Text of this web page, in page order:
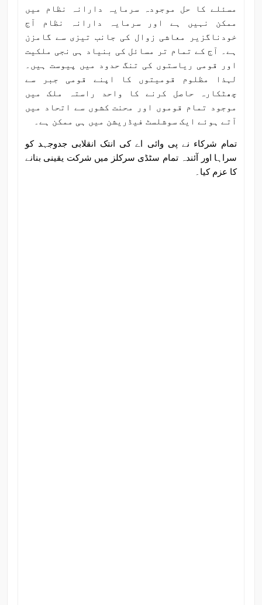
مسئلے کا حل موجودہ سرمایہ دارانہ نظام میں
ممکن نہیں ہے اور سرمایہ دارانہ نظام آج
خودناگزیر معاشی زوال کی جانب تیزی سے گامزن
ہے۔ آج کے تمام تر مسائل کی بنیاد ہی نجی ملکیت
اور قومی ریاستوں کی تنگ حدود میں پیوست ہیں۔
لہذا مظلوم قومیتوں کا اپنے قومی جبر سے
چھٹکارہ حاصل کرنے کا واحد راستہ ملک میں
موجود تمام قوموں اور محنت کشوں سے اتحاد میں
آتے ہوئے ایک سوشلسٹ فیڈریشن میں ہی ممکن ہے۔
تمام شرکاء نے پی وائی اے کی انتک انقلابی جدوجہد کو
سراہا اور آئندہ تمام سٹڈی سرکلز میں شرکت یقینی بنانے
کا عزم کیا۔